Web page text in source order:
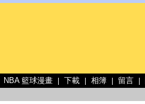
NBA 籃球漫畫 下載 相簿 留言